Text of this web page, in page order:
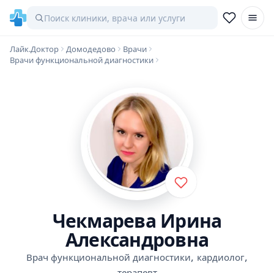
Лайк.Доктор Домодедово
Врачи
Врачи функциональной диагностики
Чекмарева Ирина
Александровна
Врач функциональной диагностики, кардиолог,